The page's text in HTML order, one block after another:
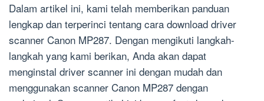
Dalam artikel ini, kami telah memberikan panduan
lengkap dan terperinci tentang cara download driver
scanner Canon MP287. Dengan mengikuti langkah-
langkah yang kami berikan, Anda akan dapat
menginstal driver scanner ini dengan mudah dan
menggunakan scanner Canon MP287 dengan